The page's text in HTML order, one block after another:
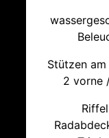
Stützen
2 vorne